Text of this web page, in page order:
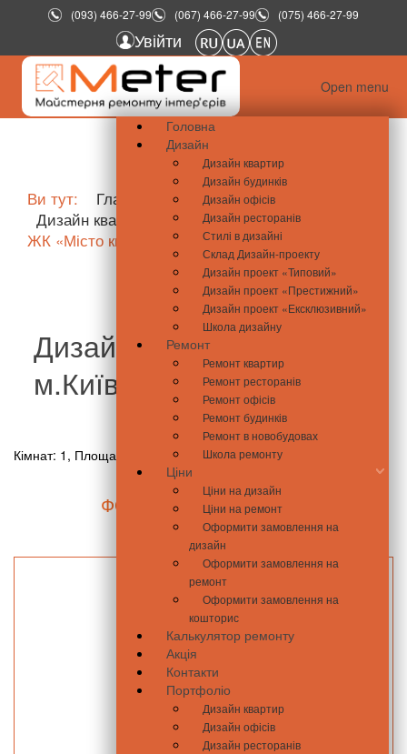
(093) 466-27-99 (067) 466-27-99 (075) 466-27-99
Увійти
Open menu
Головна
Дизайн
Дизайн квартир
Дизайн будинків
Дизайн офісів
Дизайн ресторанів
Стилі в дизайні
Склад Дизайн-проекту
Дизайн проект «Типовий»
Дизайн проект «Престижний»
Дизайн проект «Ексклюзивний»
Школа дизайну
Ремонт
Ремонт квартир
Ремонт ресторанів
Ремонт офісів
Ремонт будинків
Ремонт в новобудовах
Школа ремонту
Ціни
Ціни на дизайн
Ціни на ремонт
Оформити замовлення на
дизайн
Оформити замовлення на
ремонт
Оформити замовлення на
кошторис
Калькулятор ремонту
Акція
Контакти
Портфоліо
Дизайн квартир
Дизайн офісів
Дизайн ресторанів
Ви тут: Главная
Портфоліо
Дизайн квартир
Дизайн проект "Типовий"
ЖК «Місто квітів»
Дизайн проект "Типовий"
м.Київ, ЖК «Місто квітів»
Кімнат: 1, Площа: 40.3 м2
ФОТО ПІСЛЯ РЕМОНТУ